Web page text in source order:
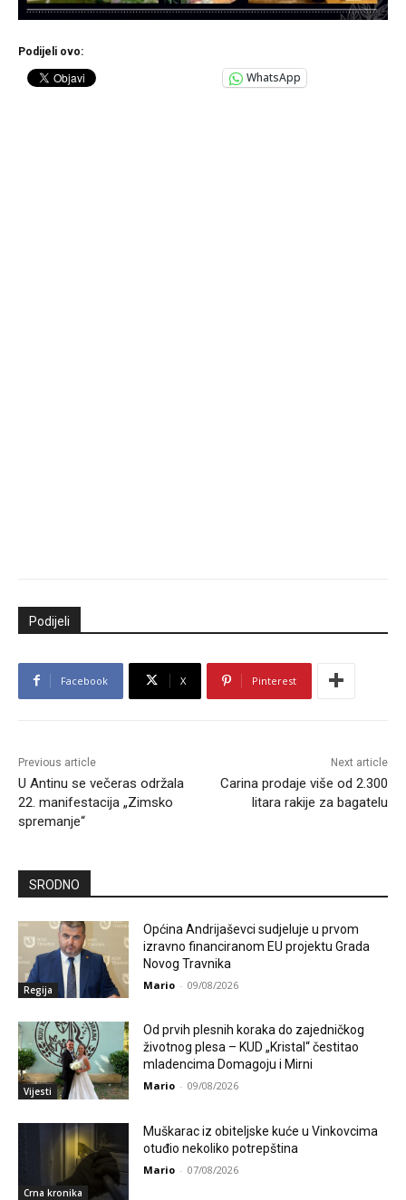
Podijeli ovo:
WhatsApp
Podijeli
Facebook X Pinterest
Previous article
U Antinu se večeras održala
22. manifestacija „Zimsko
spremanje“
Next article
Carina prodaje više od 2.300
litara rakije za bagatelu
SRODNO
Regija
Općina Andrijaševci sudjeluje u prvom
izravno financiranom EU projektu Grada
Novog Travnika
Mario - 09/08/2026
Vijesti
Od prvih plesnih koraka do zajedničkog
životnog plesa – KUD „Kristal“ čestitao
mladencima Domagoju i Mirni
Mario - 09/08/2026
Crna kronika
Muškarac iz obiteljske kuće u Vinkovcima
otuđio nekoliko potrepština
Mario - 07/08/2026